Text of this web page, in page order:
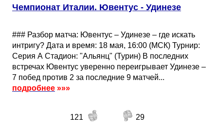
Чемпионат Италии. Ювентус - Удинезе
### Разбор матча: Ювентус – Удинезе – где искать
интригу? Дата и время: 18 мая, 16:00 (МСК) Турнир:
Серия А Стадион: "Альянц" (Турин) В последних
встречах Ювентус уверенно переигрывает Удинезе –
7 побед против 2 за последние 9 матчей...
подробнее »»»
121
29